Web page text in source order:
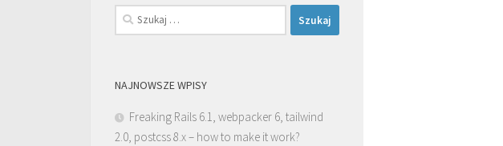
Szukaj:
NAJNOWSZE WPISY
Freaking Rails 6.1, webpacker 6, tailwind
2.0, postcss 8.x – how to make it work?